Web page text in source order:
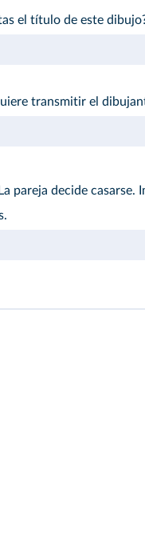
el título de este
transmitir el
La pareja decide casarse.